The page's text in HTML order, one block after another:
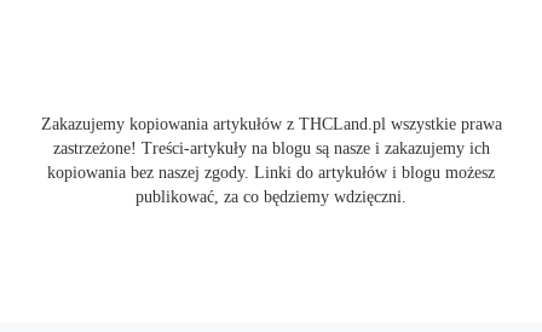
Zakazujemy kopiowania artykułów z THCLand.pl wszystkie prawa
zastrzeżone! Treści-artykuły na blogu są nasze i zakazujemy ich
kopiowania bez naszej zgody. Linki do artykułów i blogu możesz
publikować, za co będziemy wdzięczni.